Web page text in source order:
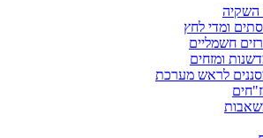
השקיה
ומדי לחץ
חשמליים
ומזחים
לראש מערכת